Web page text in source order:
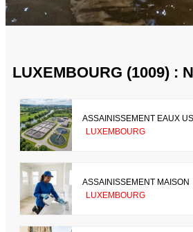
LUXEMBOURG (1009) :
ASSAINISSEMENT EAUX
LUXEMBOURG
ASSAINISSEMENT MAISON
LUXEMBOURG